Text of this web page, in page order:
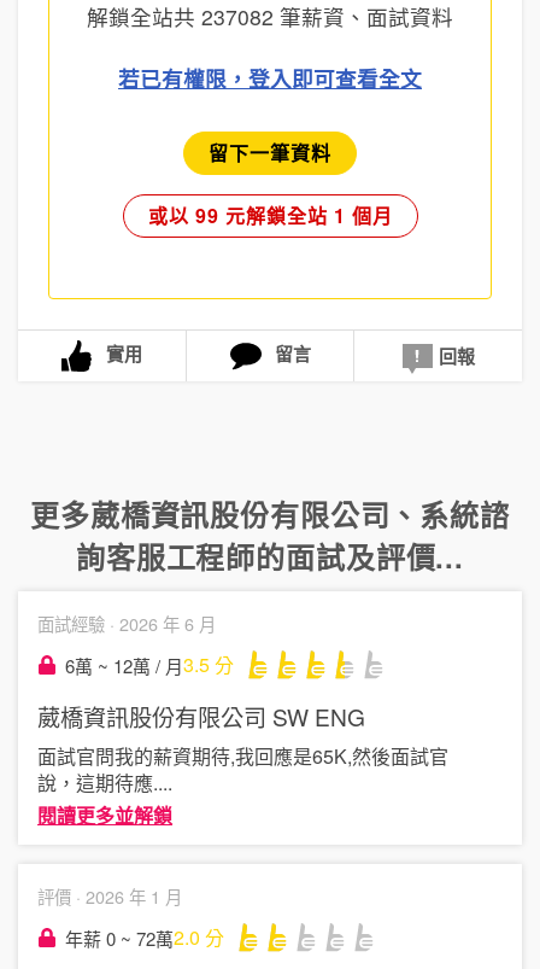
解鎖全站共 237082 筆薪資、面試資料
若已有權限，登入即可查看全文
留下一筆資料
或以 99 元解鎖全站 1 個月
實用 留言 回報
更多葳橋資訊股份有限公司 、 系統諮
詢客服工程師的面試及評價...
面試經驗 · 2026 年 6 月
6萬 ~ 12萬 / 月3.5分
葳橋資訊股份有限公司 SW ENG
面試官問我的薪資期待,我回應是65K,然後面試官
說，這期待應....
閱讀更多並解鎖
評價 · 2026 年 1 月
年薪 0 ~ 72萬2.0 分